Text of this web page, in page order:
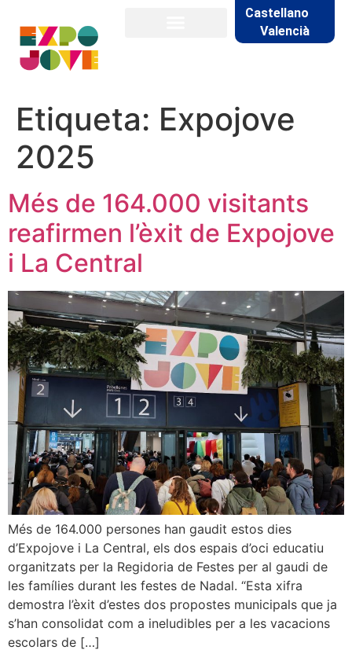
Castellano
Valencià
Etiqueta: Expojove
2025
Més de 164.000 visitants
reafirmen l’èxit de Expojove
i La Central
Més de 164.000 persones han gaudit estos dies
d’Expojove i La Central, els dos espais d’oci educatiu
organitzats per la Regidoria de Festes per al gaudi de
les famílies durant les festes de Nadal. “Esta xifra
demostra l’èxit d’estes dos propostes municipals que ja
s’han consolidat com a ineludibles per a les vacacions
escolars de […]